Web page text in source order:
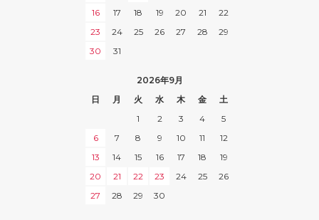
16
17 18 19 20 21
22
23
24 25 26 27 28
29
30
31
2026年9月
日
月 火 水 木 金
土
1
2 3 4
5
6
7 8 9 10 11
12
13
14 15 16 17 18
19
20
21 22 23 24 25
26
27
28 29 30